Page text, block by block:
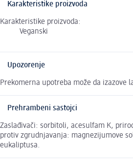
Karakteristike proizvoda
Karakteristike proizvoda:
Veganski
Upozorenje
Prekomerna upotreba može da izazove
Prehrambeni sastojci
Zaslađivači: sorbitoli, acesulfam K,
protiv zgrudnjavanja: magnezijumove
eukaliptusa.